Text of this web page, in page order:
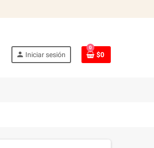
person Iniciar sesión
0
$0